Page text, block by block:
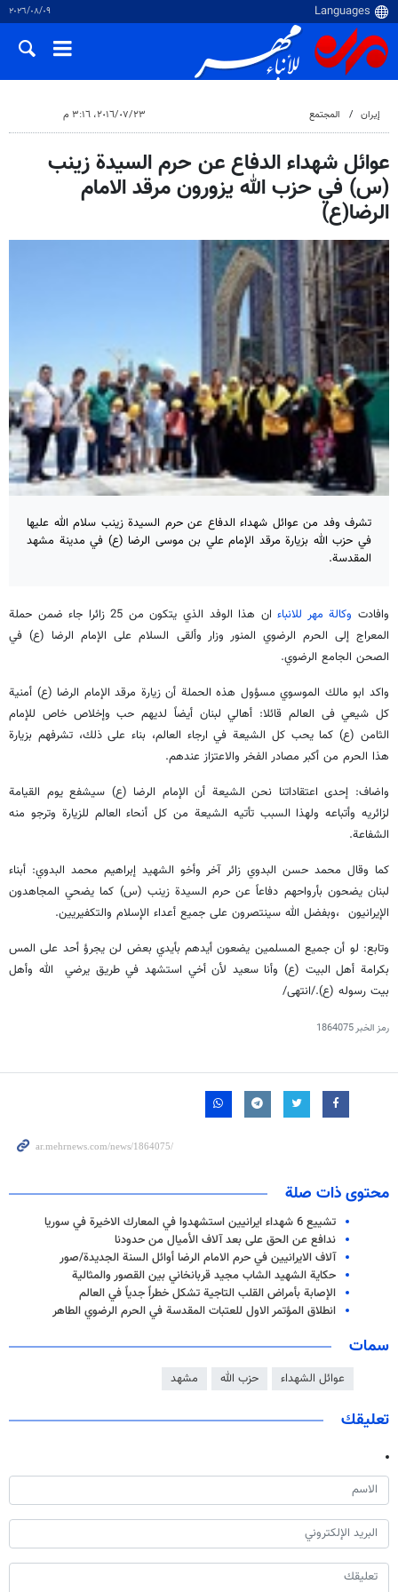
٠٩‏/٠٨‏/٢٠٢٦
إيران المجتمع ٢٣‏/٠٧‏/٢٠١٦، ٣:١٦ م
عوائل شهداء الدفاع عن حرم السیدة زینب
(س) في حزب الله یزورون مرقد الامام
الرضا(ع)
تشرف وفد من عوائل شهداء الدفاع عن حرم السیدة زینب سلام الله علیها
في حزب الله بزیارة مرقد الإمام علي بن موسى الرضا (ع) في مدينة مشهد
المقدسة.
وافادت وكالة مهر للانباء
ان هذا الوفد الذي یتکون من 25 زائرا جاء ضمن حملة
المعراج إلى الحرم الرضوي المنور وزار وألقى السلام على الإمام الرضا (ع) في
الصحن الجامع الرضوي.
واكد ابو مالك الموسوي مسؤول هذه الحملة أن زیارة مرقد الإمام الرضا (ع) أمنیة
کل شیعي فی العالم قائلا: أهالي لبنان أیضاً لدیهم حب وإخلاص خاص للإمام
الثامن (ع) کما یحب کل الشیعة في ارجاء العالم، بناء علی ذلك، تشرفهم بزیارة
هذا الحرم من أکبر مصادر الفخر والاعتزاز عندهم.
واضاف: إحدى اعتقاداتنا نحن الشیعة أن الإمام الرضا (ع) سیشفع یوم القیامة
لزائریه وأتباعه ولهذا السبب تأتیه الشیعة من کل أنحاء العالم للزیارة وترجو منه
الشفاعة.
كما وقال محمد حسن البدوي زائر آخر وأخو الشهید إبراهیم محمد البدوي: أبناء
لبنان یضحون بأرواحهم دفاعاً عن حرم السیدة زینب (س) کما یضحي المجاهدون
الإیرانیون ،وبفضل الله سینتصرون على جمیع أعداء الإسلام والتکفیریین.
وتابع: لو أن جمیع المسلمین یضعون أیدهم بأیدي بعض لن یجرؤ أحد على المس
بکرامة أهل البیت (ع) وأنا سعید لأن أخي استشهد في طریق یرضي الله وأهل
بیت رسوله (ع)./انتهى/
رمز الخبر1864075
محتوى ذات صلة
تشييع 6 شهداء ايرانيين استشهدوا في المعارك الاخيرة في سوريا
ندافع عن الحق على بعد آلاف الأميال من حدودنا
آلاف الايرانيين في حرم الامام الرضا أوائل السنة الجديدة/صور
حكاية الشهيد الشاب مجيد قربانخاني بين القصور والمثالية
الإصابة بأمراض القلب التاجیة تشكل خطراً جدیاً في العالم
انطلاق المؤتمر الاول للعتبات المقدسة في الحرم الرضوي الطاهر
سمات
عوائل الشهداء حزب الله مشهد
تعليقك